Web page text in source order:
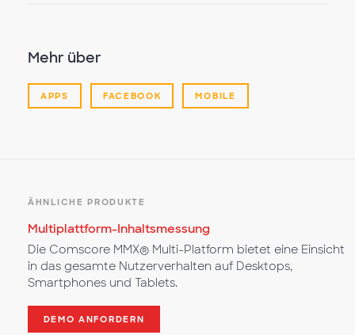
Mehr über
APPS FACEBOOK MOBILE
ÄHNLICHE PRODUKTE
Multiplattform-Inhaltsmessung
Die Comscore MMX® Multi-Platform bietet eine Einsicht
in das gesamte Nutzerverhalten auf Desktops,
Smartphones und Tablets.
DEMO ANFORDERN